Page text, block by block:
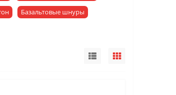
Базальтовые шнуры